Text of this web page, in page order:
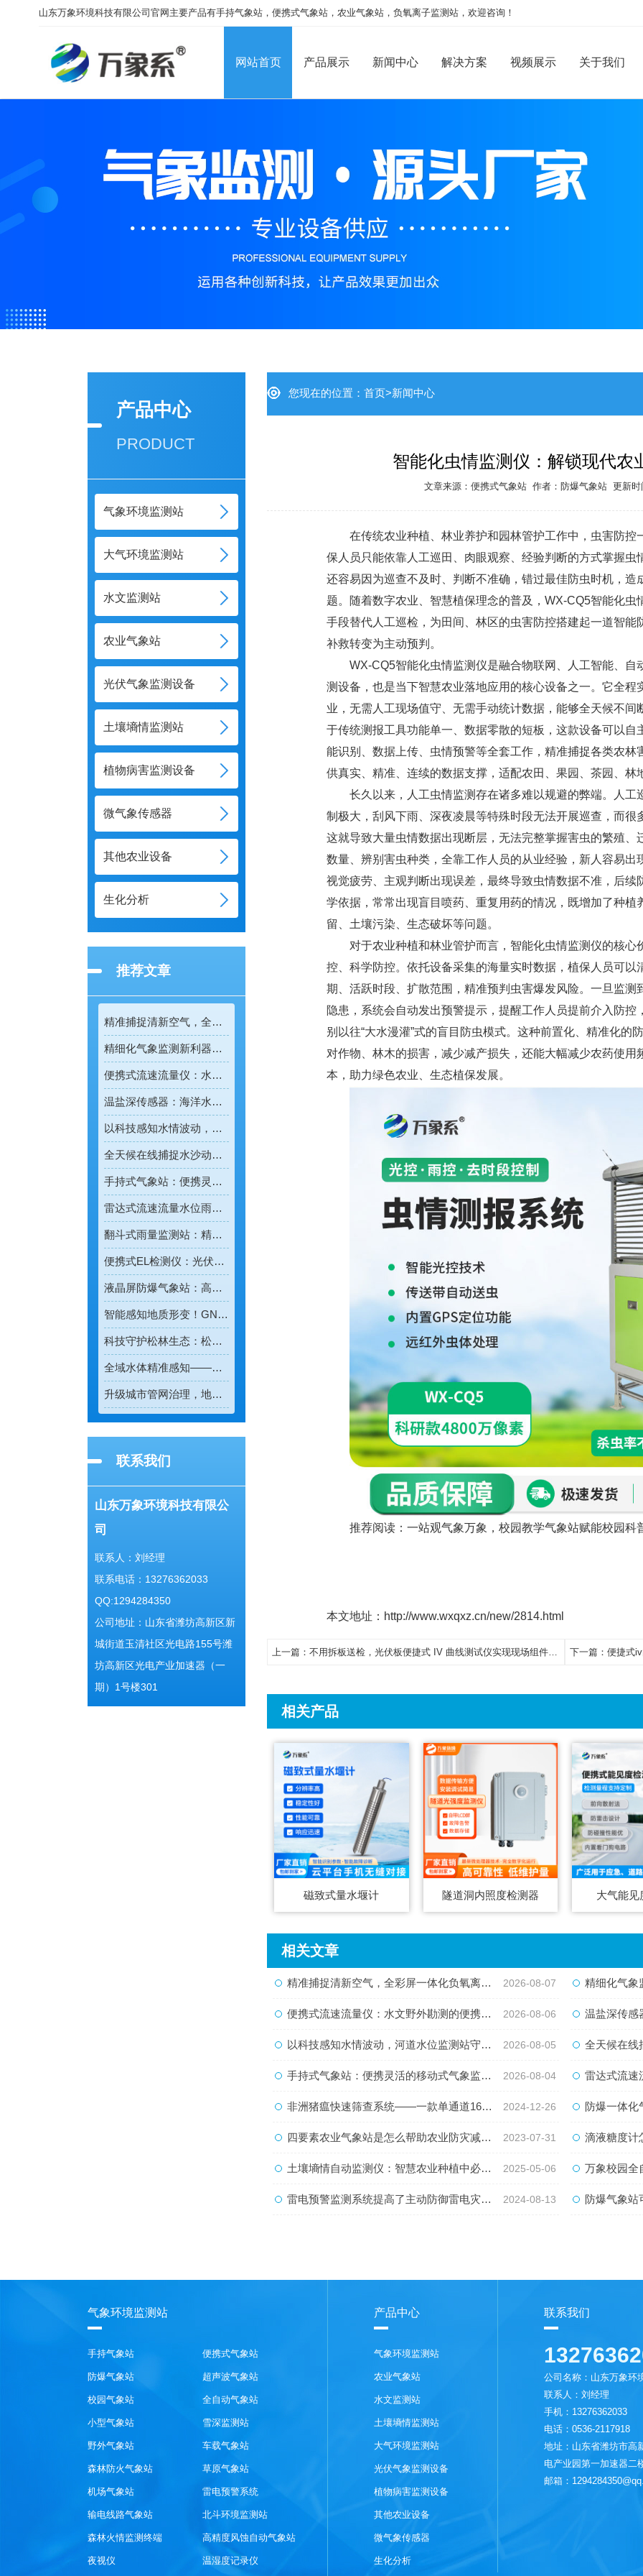
山东万象环境科技有限公司官网主要产品有手持气象站，便携式气象站，农业气象站，负氧离子监测站，欢迎咨询！
网站首页 产品展示 新闻中心 解决方案 视频展示 关于我们
产品中心
PRODUCT
气象环境监测站
大气环境监测站
水文监测站
农业气象站
光伏气象监测设备
土壤墒情监测站
植物病害监测设备
微气象传感器
其他农业设备
生化分析
推荐文章
精准捕捉清新空气，全彩屏一体化负氧离子监测站量化生态优势
精细化气象监测新利器！雨雾滴谱仪精准识别各类雨雪雾天气
便携式流速流量仪：水文野外勘测的便携智能检测利器
温盐深传感器：海洋水环境智能监测的核心感知设备
以科技感知水情波动，河道水位监测站守护流域河道安全
全天候在线捕捉水沙动态，智能光电测沙仪守护水域水沙安全
手持式气象站：便携灵活的移动式气象监测智能设备
雷达式流速流量水位雨量监测站：全域水文智慧监测一体化设备
翻斗式雨量监测站：精准把控雨情的水利水文监测设备
便携式EL检测仪：光伏组件隐形缺陷的移动检测利器
液晶屏防爆气象站：高危场景专用的智能化气象监测设备
智能感知地质形变！GNSS位移监测系统守护全域地质安全
科技守护松林生态：松材线虫病检测仪助力林业精准防疫
全域水体精准感知——多普勒流速仪重塑水流测速新模式
升级城市管网治理，地下管网水文监测系统实现精细化管控
联系我们
山东万象环境科技有限公
司
联系人：刘经理
联系电话：13276362033
QQ:1294284350
公司地址：山东省潍坊高新区新
城街道玉清社区光电路155号潍
坊高新区光电产业加速器（一
期）1号楼301
您现在的位置： 首页>新闻中心
智能化虫情监测仪：解锁现代农
文章来源： 便携式气象站 作者： 防爆气象站 更新时
在传统农业种植、林业养护和园林管护工作中，虫害防控
保人员只能依靠人工巡田、肉眼观察、经验判断的方式掌握虫
还容易因为巡查不及时、判断不准确，错过最佳防虫时机，造
题。随着数字农业、智慧植保理念的普及，WX-CQ5智能化虫
手段替代人工巡检，为田间、林区的虫害防控搭建起一道智能
补救转变为主动预判。
WX-CQ5智能化虫情监测仪是融合物联网、人工智能、自
测设备，也是当下智慧农业落地应用的核心设备之一。它全程
业，无需人工现场值守、无需手动统计数据，能够全天候不间
于传统测报工具功能单一、数据零散的短板，这款设备可以自
能识别、数据上传、虫情预警等全套工作，精准捕捉各类农林
供真实、精准、连续的数据支撑，适配农田、果园、茶园、林
长久以来，人工虫情监测存在诸多难以规避的弊端。人工
制极大，刮风下雨、深夜凌晨等特殊时段无法开展巡查，而很
这就导致大量虫情数据出现断层，无法完整掌握害虫的繁殖、
数量、辨别害虫种类，全靠工作人员的从业经验，新人容易出
视觉疲劳、主观判断出现误差，最终导致虫情数据不准，后续
学依据，常常出现盲目喷药、重复用药的情况，既增加了种植
留、土壤污染、生态破坏等问题。
对于农业种植和林业管护而言，智能化虫情监测仪的核心
控、科学防控。依托设备采集的海量实时数据，植保人员可以
期、活跃时段、扩散范围，精准预判虫害爆发风险。一旦监测
隐患，系统会自动发出预警提示，提醒工作人员提前介入防控
别以往“大水漫灌”式的盲目防虫模式。这种前置化、精准化的
对作物、林木的损害，减少减产损失，还能大幅减少农药使用
本，助力绿色农业、生态植保发展。
推荐阅读： 一站观气象万象，校园教学气象站赋能校园科
本文地址：http://www.wxqxz.cn/new/2814.html
上一篇： 不用拆板送检，光伏板便捷式 IV 曲线测试仪实现现场组件性能速查 下一篇： 便捷式
相关产品
磁致式量水堰计 隧道洞内照度检测器 大气能见
相关文章
精准捕捉清新空气，全彩屏一体化负氧离子监测站量化生态优势 2026-08-07 精细化气象监测
便携式流速流量仪：水文野外勘测的便携智能检测利器 2026-08-06 温盐深传感器
以科技感知水情波动，河道水位监测站守护流域河道安全 2026-08-05 全天候在线捕捉
手持式气象站：便携灵活的移动式气象监测智能设备 2026-08-04 雷达式流速流量
非洲猪瘟快速筛查系统——一款单通道16孔荧光定量pcr仪 2024-12-26 防爆一体化
四要素农业气象站是怎么帮助农业防灾减灾的？ 2023-07-31 滴液糖度计
土壤墒情自动监测仪：智慧农业种植中必不可少的一项设备 2025-05-06 万象校园全
雷电预警监测系统提高了主动防御雷电灾害的能力 2024-08-13 防爆气象站
气象环境监测站
手持气象站 便携式气象站
防爆气象站 超声波气象站
校园气象站 全自动气象站
小型气象站 雪深监测站
野外气象站 车载气象站
森林防火气象站 草原气象站
机场气象站 雷电预警系统
输电线路气象站 北斗环境监测站
森林火情监测终端 高精度风蚀自动气象站
夜视仪 温湿度记录仪
产品中心
气象环境监测站
农业气象站
水文监测站
土壤墒情监测站
大气环境监测站
光伏气象监测设备
植物病害监测设备
其他农业设备
微气象传感器
生化分析
联系我们
公司名称：山东万象环
联系人：刘经理
手机：13276362033
电话：0536-2117918
地址：山东省潍坊市高
电产业园第一加速器二
邮箱：